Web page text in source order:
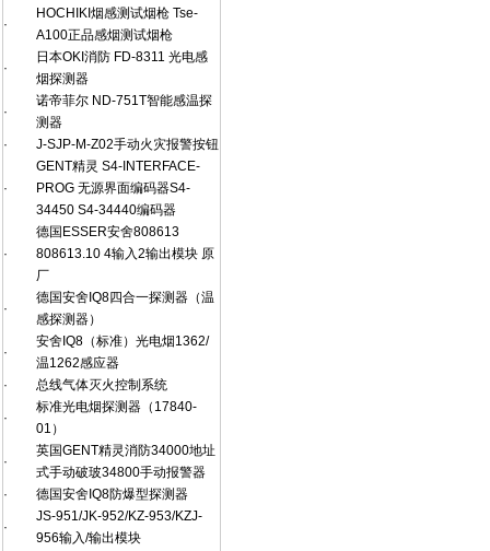
·
HOCHIKI烟感测试烟枪 Tse-
A100正品感烟测试烟枪
·
日本OKI消防 FD-8311 光电感
烟探测器
·
诺帝菲尔 ND-751T智能感温探
测器
·
J-SJP-M-Z02手动火灾报警按钮
·
GENT精灵 S4-INTERFACE-
PROG 无源界面编码器S4-
34450 S4-34440编码器
·
德国ESSER安舍808613
808613.10 4输入2输出模块 原
厂
·
德国安舍IQ8四合一探测器（温
感探测器）
·
安舍IQ8（标准）光电烟1362/
温1262感应器
·
总线气体灭火控制系统
·
标准光电烟探测器（17840-
01）
·
英国GENT精灵消防34000地址
式手动破玻34800手动报警器
·
德国安舍IQ8防爆型探测器
·
JS-951/JK-952/KZ-953/KZJ-
956输入/输出模块